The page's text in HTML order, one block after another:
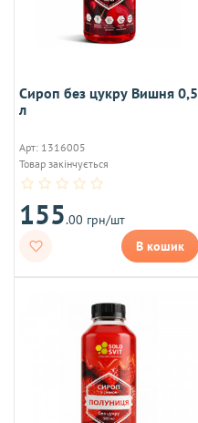
Сироп без цукру Вишня 0,5
л
Арт: 1316005
Товар закінчується
155.00 грн/шт
В кошик